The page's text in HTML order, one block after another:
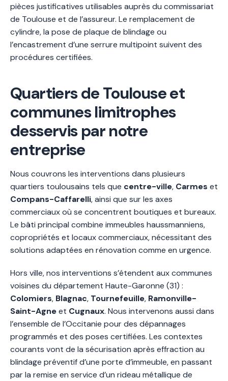
pièces justificatives utilisables auprès du commissariat
de Toulouse et de l’assureur. Le remplacement de
cylindre, la pose de plaque de blindage ou
l’encastrement d’une serrure multipoint suivent des
procédures certifiées.
Quartiers de Toulouse et
communes limitrophes
desservis par notre
entreprise
Nous couvrons les interventions dans plusieurs
quartiers toulousains tels que centre-ville, Carmes et
Compans-Caffarelli, ainsi que sur les axes
commerciaux où se concentrent boutiques et bureaux.
Le bâti principal combine immeubles haussmanniens,
copropriétés et locaux commerciaux, nécessitant des
solutions adaptées en rénovation comme en urgence.
Hors ville, nos interventions s’étendent aux communes
voisines du département Haute-Garonne (31) :
Colomiers, Blagnac, Tournefeuille, Ramonville-
Saint-Agneet Cugnaux. Nous intervenons aussi dans
l’ensemble de l’Occitanie pour des dépannages
programmés et des poses certifiées. Les contextes
courants vont de la sécurisation après effraction au
blindage préventif d’une porte d’immeuble, en passant
par la remise en service d’un rideau métallique de